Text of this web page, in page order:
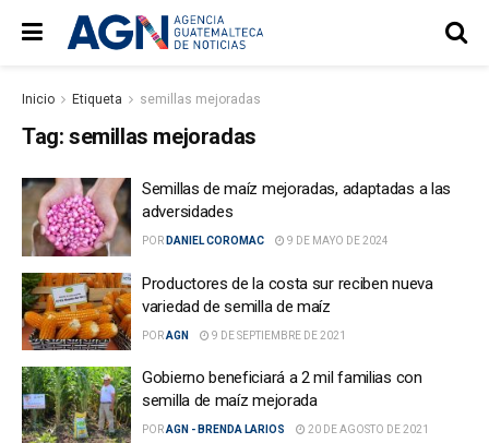
Inicio Etiqueta semillas mejoradas
Tag: semillas mejoradas
Semillas de maíz mejoradas, adaptadas a las
adversidades
POR DANIEL COROMAC 9 DE MAYO DE 2024
Productores de la costa sur reciben nueva
variedad de semilla de maíz
PORAGN 9 DE SEPTIEMBRE DE 2021
Gobierno beneficiará a 2 mil familias con
semilla de maíz mejorada
PORAGN - BRENDA LARIOS 20 DE AGOSTO DE 2021